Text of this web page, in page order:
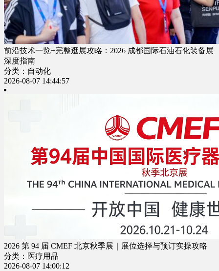
前沿技术一览+完整逛展攻略：2026 成都国际石油石化装备展
深度指南
分类：自动化
2026-08-07 14:44:57
2026 第 94 届 CMEF 北京秋季展｜展位选择与预订实操攻略
分类：医疗用品
2026-08-07 14:00:12